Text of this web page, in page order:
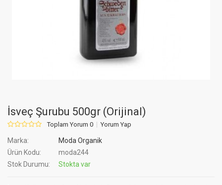
İsveç Şurubu 500gr (Orijinal)
Toplam Yorum 0 Yorum Yap
Marka:
Moda Organik
Ürün Kodu:
moda244
Stok Durumu:
Stokta var